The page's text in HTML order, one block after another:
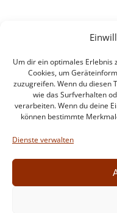
Um dir ein optimales Erlebnis
Cookies, um
zuzugreifen. Wenn du diesen
wie das Surfverhalten
verarbeiten. Wenn du deine
können bestimmte
Dienste verwalten